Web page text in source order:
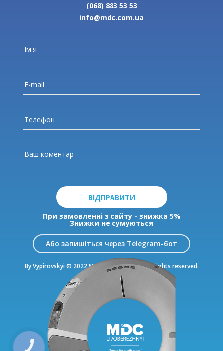
(068) 883 53 53
info@mdc.com.ua
ВІДПРАВИТИ
При замовленні з сайту - знижка 5%
Знижки не сумуються
Або запишіться через Telegram-бот
By Vypirovskyi © 2022 MDC Livoberezhnyi. All rights reserved.